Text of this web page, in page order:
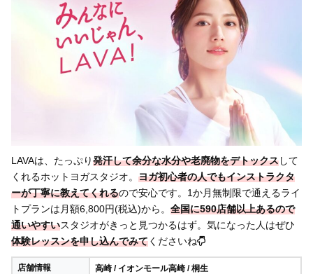
LAVAは、たっぷり発汗して余分な水分や老廃物をデトックスして
くれるホットヨガスタジオ。 ヨガ初心者の人でもインストラクタ
ーが丁寧に教えてくれるので安心です。1か月無制限で通えるライ
トプランは月額6,800円(税込)から。 全国に590店舗以上あるので
通いやすいスタジオがきっと見つかるはず。気になった人はぜひ
体験レッスンを申し込んでみてくださいね
店舗情報 高崎 / イオンモール高崎 / 桐生